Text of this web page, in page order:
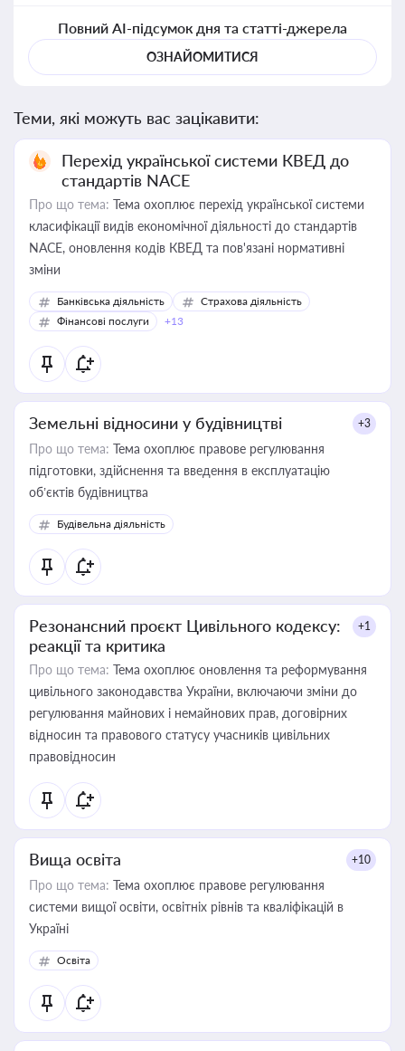
Повний AI-підсумок дня та статті-джерела
ОЗНАЙОМИТИСЯ
Теми, які можуть вас зацікавити:
Перехід української системи КВЕД до
стандартів NACE
Про що тема: Тема охоплює перехід української системи
класифікації видів економічної діяльності до стандартів
NACE, оновлення кодів КВЕД та пов'язані нормативні
зміни
Банківська діяльність
Страхова діяльність
Фінансові послуги
+13
Земельні відносини у будівництві +3
Про що тема: Тема охоплює правове регулювання
підготовки, здійснення та введення в експлуатацію
об’єктів будівництва
Будівельна діяльність
Резонансний проєкт Цивільного кодексу:
реакції та критика
+1
Про що тема: Тема охоплює оновлення та реформування
цивільного законодавства України, включаючи зміни до
регулювання майнових і немайнових прав, договірних
відносин та правового статусу учасників цивільних
правовідносин
Вища освіта +10
Про що тема: Тема охоплює правове регулювання
системи вищої освіти, освітніх рівнів та кваліфікацій в
Україні
Освіта